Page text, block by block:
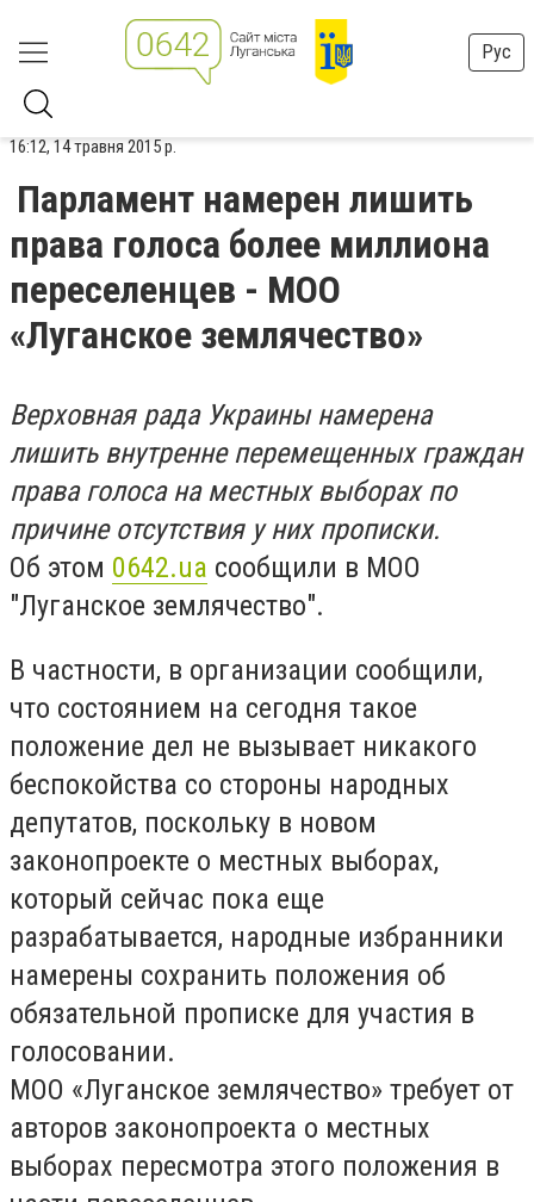
Рус
16:12, 14 травня 2015 р.
Парламент намерен лишить
права голоса более миллиона
переселенцев - МОО
«Луганское землячество»
Верховная рада Украины намерена
лишить внутренне перемещенных граждан
права голоса на местных выборах по
причине отсутствия у них прописки.
Об этом 0642.ua сообщили в МОО
"Луганское землячество".
В частности, в организации сообщили,
что состоянием на сегодня такое
положение дел не вызывает никакого
беспокойства со стороны народных
депутатов, поскольку в новом
законопроекте о местных выборах,
который сейчас пока еще
разрабатывается, народные избранники
намерены сохранить положения об
обязательной прописке для участия в
голосовании.
МОО «Луганское землячество» требует от
авторов законопроекта о местных
выборах пересмотра этого положения в